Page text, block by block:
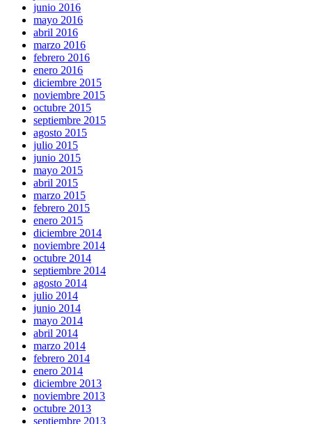
junio 2016
mayo 2016
abril 2016
marzo 2016
febrero 2016
enero 2016
diciembre 2015
noviembre 2015
octubre 2015
septiembre 2015
agosto 2015
julio 2015
junio 2015
mayo 2015
abril 2015
marzo 2015
febrero 2015
enero 2015
diciembre 2014
noviembre 2014
octubre 2014
septiembre 2014
agosto 2014
julio 2014
junio 2014
mayo 2014
abril 2014
marzo 2014
febrero 2014
enero 2014
diciembre 2013
noviembre 2013
octubre 2013
septiembre 2013